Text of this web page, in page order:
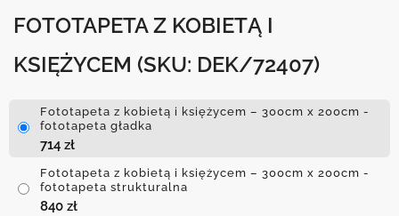
FOTOTAPETA Z KOBIETĄ I
KSIĘŻYCEM (SKU: DEK/72407)
Fototapeta z kobietą i księżycem – 300cm x 200cm -
fototapeta gładka
714 zł
Fototapeta z kobietą i księżycem – 300cm x 200cm -
fototapeta strukturalna
840 zł